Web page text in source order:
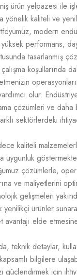
ürün yelpazesi ile
yönelik kaliteli ve
modern
performans,
tasarlanmış
koşullarında
olur.
çözümleri ve daha
sektörlerdeki
kaliteli
uygunluk
çözümlerle,
ve maliyetlerini
gelişmeleri
yenilikçi ürünler
avantajı elde
teknik detaylar,
bilgilere
güçlendirmek için